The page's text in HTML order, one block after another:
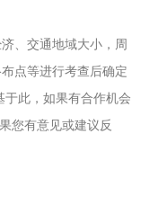
、交通地域大小，周
点等进行考查后确定
于此，如果有合作机会
您有意见或建议反